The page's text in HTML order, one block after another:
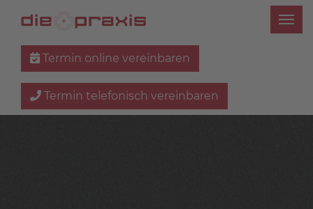
Termin online vereinbaren
Termin telefonisch vereinbaren